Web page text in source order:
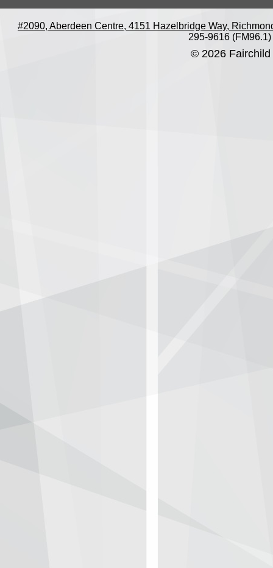
#2090, Aberdeen Centre, 4151 Hazelbridge Way,
295-9616 (FM96.1)
© 2026 Fairchild